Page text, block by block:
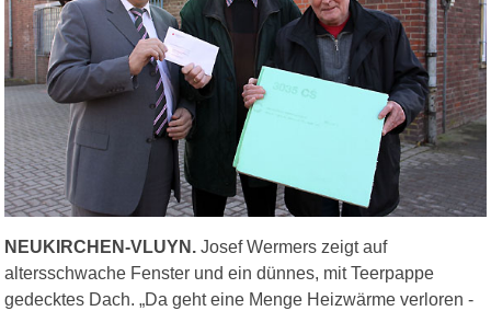
NEUKIRCHEN-VLUYN. Josef Wermers zeigt auf
altersschwache Fenster und ein dünnes, mit Teerpappe
gedecktes Dach. „Da geht eine Menge Heizwärme verloren -